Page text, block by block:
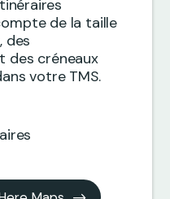
de la taille
des
des créneaux
votre TMS.